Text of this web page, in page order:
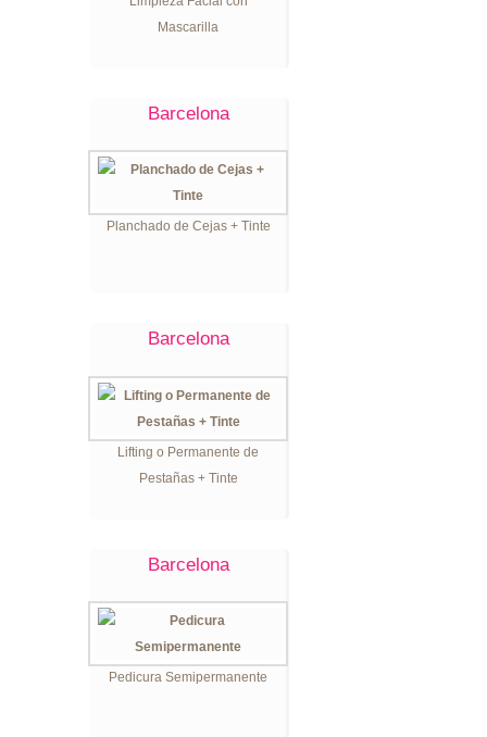
Mascarilla
Barcelona
Planchado de Cejas + Tinte
Barcelona
Lifting o Permanente de
Pestañas + Tinte
Barcelona
Pedicura Semipermanente